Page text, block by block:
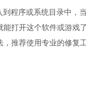
程序或系统目录中，
打开这个软件或游戏
推荐使用专业的修复